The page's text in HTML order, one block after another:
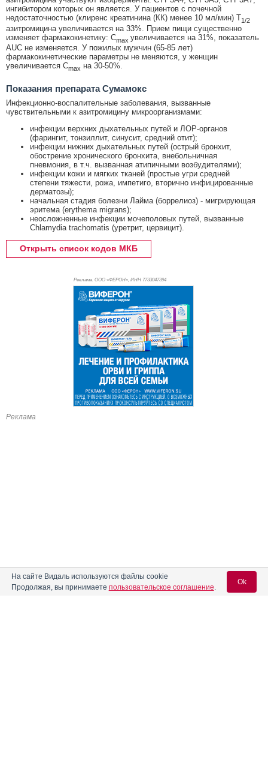
ингибитором которых он является. У пациентов с почечной
недостаточностью (клиренс креатинина (КК) менее 10 мл/мин) T1/2
азитромицина увеличивается на 33%. Прием пищи существенно
изменяет фармакокинетику: Cmax увеличивается на 31%, показатель
AUC не изменяется. У пожилых мужчин (65-85 лет)
фармакокинетические параметры не меняются, у женщин
увеличивается Cmax на 30-50%.
Показания препарата Сумамокс
Инфекционно-воспалительные заболевания, вызванные
чувствительными к азитромицину микроорганизмами:
инфекции верхних дыхательных путей и ЛОР-органов
(фарингит, тонзиллит, синусит, средний отит);
инфекции нижних дыхательных путей (острый бронхит,
обострение хронического бронхита, внебольничная
пневмония, в т.ч. вызванная атипичными возбудителями);
инфекции кожи и мягких тканей (простые угри средней
степени тяжести, рожа, импетиго, вторично инфицированные
дерматозы);
начальная стадия болезни Лайма (боррелиоз) - мигрирующая
эритема (erythema migrans);
неосложненные инфекции мочеполовых путей, вызванные
Chlamydia trachomatis (уретрит, цервицит).
Открыть список кодов МКБ
Реклама. ООО «ФЕРОН», ИНН 7733047394
Реклама
На сайте Видаль используются файлы cookie
Продолжая, вы принимаете пользовательское соглашение.
Ok